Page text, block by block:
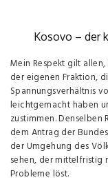
Kosovo – der
Mein Respekt gilt
der eigenen Fraktion,
Spannungsverhältnis
leichtgemacht haben
zustimmen.
dem Antrag der
der Umgehung des
sehen, der mittelfristig
Probleme löst.